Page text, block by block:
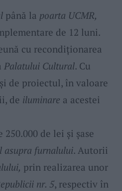
până la poarta UCMR,
de 12 luni.
cu recondiționarea
Palatului Cultural. Cu
de proiectul, în valoare
de iluminare a acestei
de lei și șase
asupra furnalului. Autorii
prin realizarea unor
nr. 5, respectiv în